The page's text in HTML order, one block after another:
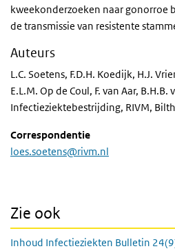
kweekonderzoeken naar gonorroe
de transmissie van resistente
Auteurs
L.C. Soetens, F.D.H. Koedijk, H.J.
E.L.M. Op de Coul, F. van Aar,
Infectieziektebestrijding, RIVM,
Correspondentie
loes.soetens@rivm.nl
Zie ook
Inhoud Infectieziekten Bulletin